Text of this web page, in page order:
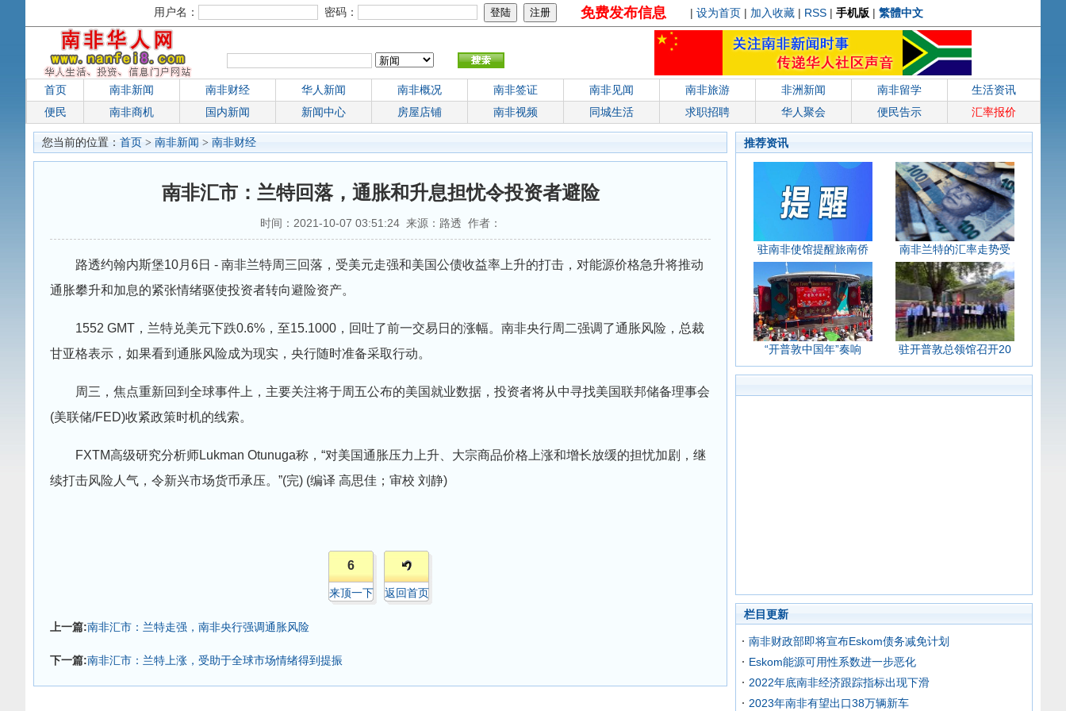
用户名： 密码： 免费发布信息 | 设为首页 | 加入收藏 | RSS | 手机版 | 繁體中文
首页 南非新闻 南非财经 华人新闻 南非概况 南非签证 南非见闻 南非旅游 非洲新闻 南非留学
生活资讯
便民
南非商机 国内新闻 新闻中心 房屋店铺 南非视频 同城生活 求职招聘 华人聚会 便民告示 汇率报价
您当前的位置： 首页 > 南非新闻 > 南非财经
南非汇市：兰特回落，通胀和升息担忧令投资者避险
时间：2021-10-07 03:51:24 来源：路透 作者：
路透约翰内斯堡10月6日 - 南非兰特周三回落，受美元走强和美国公债收益率上升的打击，对能源价格急升将推动
通胀攀升和加息的紧张情绪驱使投资者转向避险资产。
1552 GMT，兰特兑美元下跌0.6%，至15.1000，回吐了前一交易日的涨幅。南非央行周二强调了通胀风险，总裁
甘亚格表示，如果看到通胀风险成为现实，央行随时准备采取行动。
周三，焦点重新回到全球事件上，主要关注将于周五公布的美国就业数据，投资者将从中寻找美国联邦储备理事会
(美联储/FED)收紧政策时机的线索。
FXTM高级研究分析师Lukman Otunuga称，“对美国通胀压力上升、大宗商品价格上涨和增长放缓的担忧加剧，继
续打击风险人气，令新兴市场货币承压。”(完) (编译 高思佳；审校 刘静)
6
来顶一下 返回首页
上一篇:南非汇市：兰特走强，南非央行强调通胀风险
下一篇:南非汇市：兰特上涨，受助于全球市场情绪得到提振
推荐资讯
驻南非使馆提醒旅南侨 南非兰特的汇率走势受
“开普敦中国年”奏响 驻开普敦总领馆召开20
栏目更新
南非财政部即将宣布Eskom债务减免计划
Eskom能源可用性系数进一步恶化
2022年底南非经济跟踪指标出现下滑
2023年南非有望出口38万辆新车